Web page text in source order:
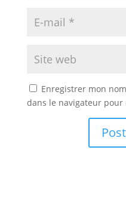
Enregistrer mon
dans le navigateur